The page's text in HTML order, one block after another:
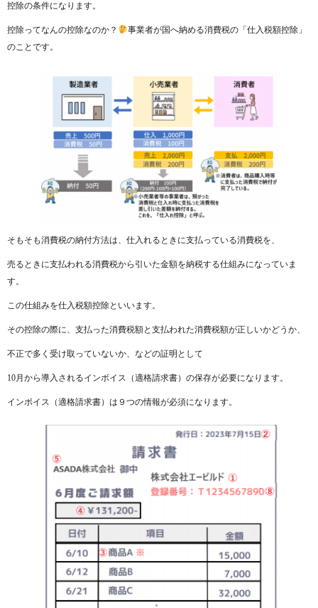
控除の条件になります。
控除ってなんの控除なのか？
事業者が国へ納める消費税の「仕入税額控除」
のことです。
そもそも消費税の納付方法は、仕入れるときに支払っている消費税を、
売るときに支払われる消費税から引いた金額を納税する仕組みになっていま
す。
この仕組みを仕入税額控除といいます。
その控除の際に、支払った消費税額と支払われた消費税額が正しいかどうか、
不正で多く受け取っていないか、などの証明として
10月から導入されるインボイス（適格請求書）の保存が必要になります。
インボイス（適格請求書）は９つの情報が必須になります。